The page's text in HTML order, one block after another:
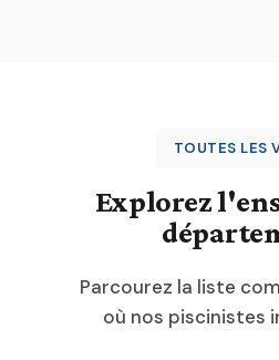
TOUTES LES
Explorez
Parcourez la liste
où nos piscinistes